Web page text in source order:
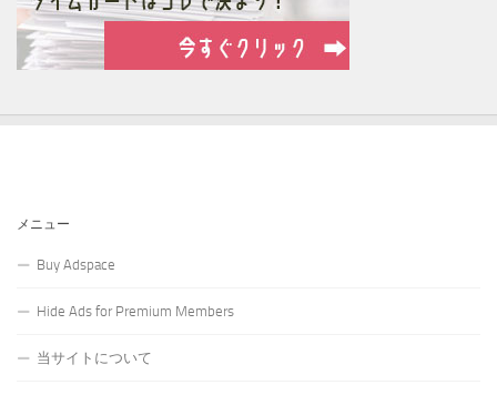
メニュー
Buy Adspace
Hide Ads for Premium Members
当サイトについて